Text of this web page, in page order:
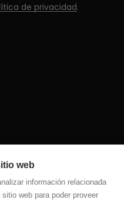
de privacidad.
web
información relacionada
web para poder proveer